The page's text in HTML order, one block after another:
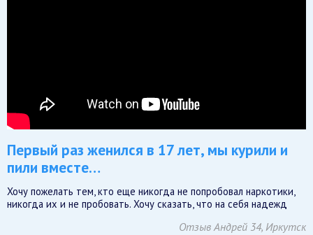
Первый раз женился в 17 лет, мы курили и
пили вместе…
Хочу пожелать тем, кто еще никогда не попробовал наркотики,
никогда их и не пробовать. Хочу сказать, что на себя надежд
Отзыв Андрей 34, Иркутск